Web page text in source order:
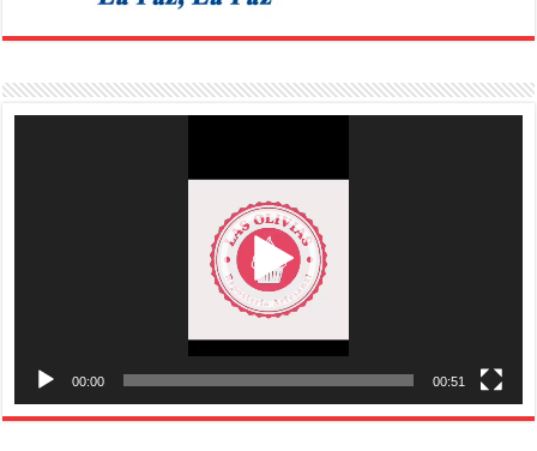
00:00 00:51